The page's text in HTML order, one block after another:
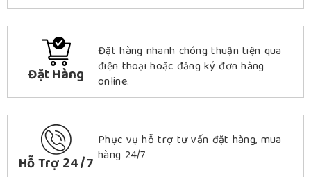
Đặt Hàng
Đặt hàng nhanh chóng thuận tiện qua
điện thoại hoặc đăng ký đơn hàng
online.
Hỗ Trợ 24/7
Phục vụ hỗ trợ tư vấn đặt hàng, mua
hàng 24/7